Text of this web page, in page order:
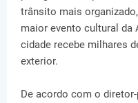
trânsito mais
maior evento cultural da
cidade recebe milhares
exterior.
De acordo com o